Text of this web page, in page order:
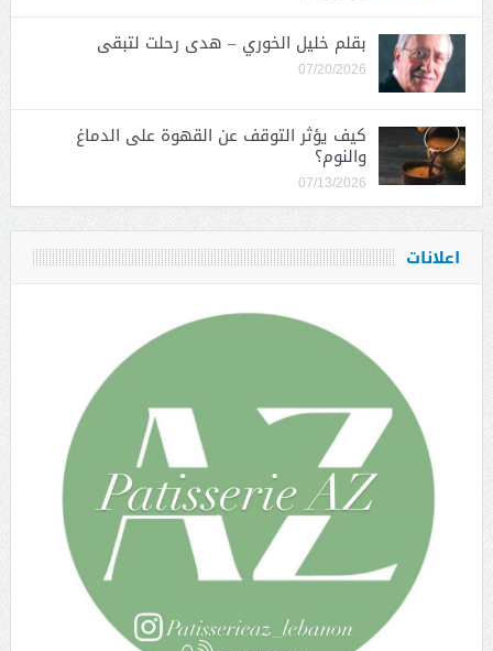
بقلم خليل الخوري – هدى رحلت لتبقى
07/20/2026
كيف يؤثر التوقف عن القهوة على الدماغ
والنوم؟
07/13/2026
اعلانات